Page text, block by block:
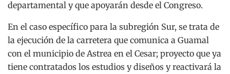
departamental y que apoyarán desde el Congreso.
En el caso específico para la subregión Sur, se trata de
la ejecución de la carretera que comunica a Guamal
con el municipio de Astrea en el Cesar; proyecto que ya
tiene contratados los estudios y diseños y reactivará la